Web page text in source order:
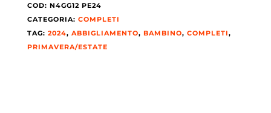
COD: N4GG12 PE24
CATEGORIA: COMPLETI
TAG: 2024, ABBIGLIAMENTO, BAMBINO, COMPLETI,
PRIMAVERA/ESTATE